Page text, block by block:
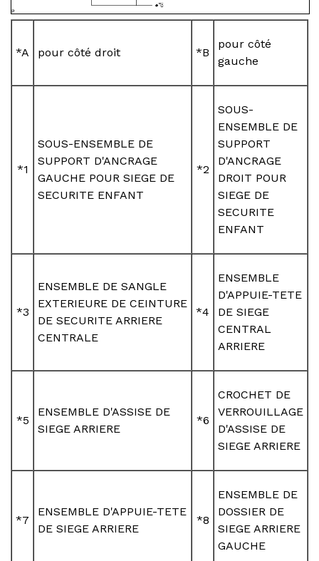
*A pour côté droit *B
pour côté
gauche
*1
SOUS-ENSEMBLE DE
SUPPORT D'ANCRAGE
GAUCHE POUR SIEGE DE
SECURITE ENFANT
*2
SOUS-
ENSEMBLE DE
SUPPORT
D'ANCRAGE
DROIT POUR
SIEGE DE
SECURITE
ENFANT
*3
ENSEMBLE DE SANGLE
EXTERIEURE DE CEINTURE
DE SECURITE ARRIERE
CENTRALE
*4
ENSEMBLE
D'APPUIE-TETE
DE SIEGE
CENTRAL
ARRIERE
*5
ENSEMBLE D'ASSISE DE
SIEGE ARRIERE
*6
CROCHET DE
VERROUILLAGE
D'ASSISE DE
SIEGE ARRIERE
*7
ENSEMBLE D'APPUIE-TETE
DE SIEGE ARRIERE
*8
ENSEMBLE DE
DOSSIER DE
SIEGE ARRIERE
GAUCHE